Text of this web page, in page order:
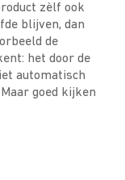
zèlf ook
blijven, dan
de
het door de
automatisch
goed kijken